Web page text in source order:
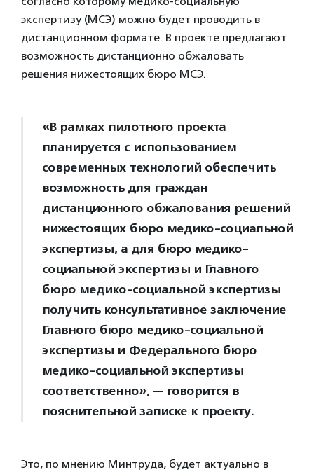
экспертизу (МСЭ) можно будет проводить в
дистанционном формате. В проекте предлагают
возможность дистанционно обжаловать
решения нижестоящих бюро МСЭ.
«В рамках пилотного проекта
планируется с использованием
современных технологий обеспечить
возможность для граждан
дистанционного обжалования решений
нижестоящих бюро медико-социальной
экспертизы, а для бюро медико-
социальной экспертизы и Главного
бюро медико-социальной экспертизы
получить консультативное заключение
Главного бюро медико-социальной
экспертизы и Федерального бюро
медико-социальной экспертизы
соответственно», — говорится в
пояснительной записке к проекту.
Это, по мнению Минтруда, будет актуально в